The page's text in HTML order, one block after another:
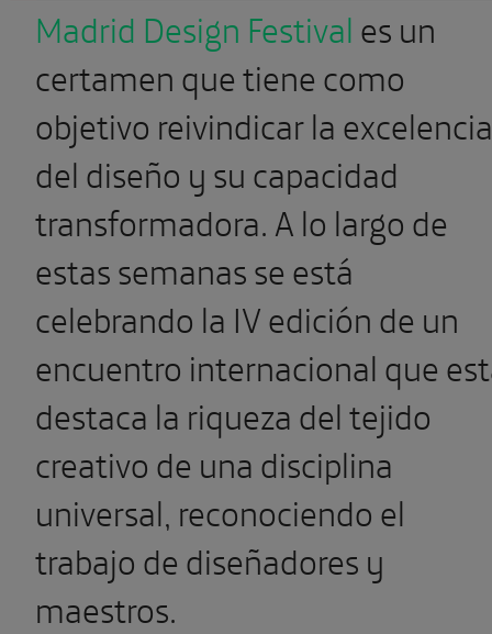
Madrid Design Festivales un
certamen que tiene como
objetivo reivindicar la excelencia
del diseño y su capacidad
transformadora. A lo largo de
estas semanas se está
celebrando la IV edición de un
encuentro internacional que
destaca la riqueza del tejido
creativo de una disciplina
universal, reconociendo el
trabajo de diseñadores y
maestros.